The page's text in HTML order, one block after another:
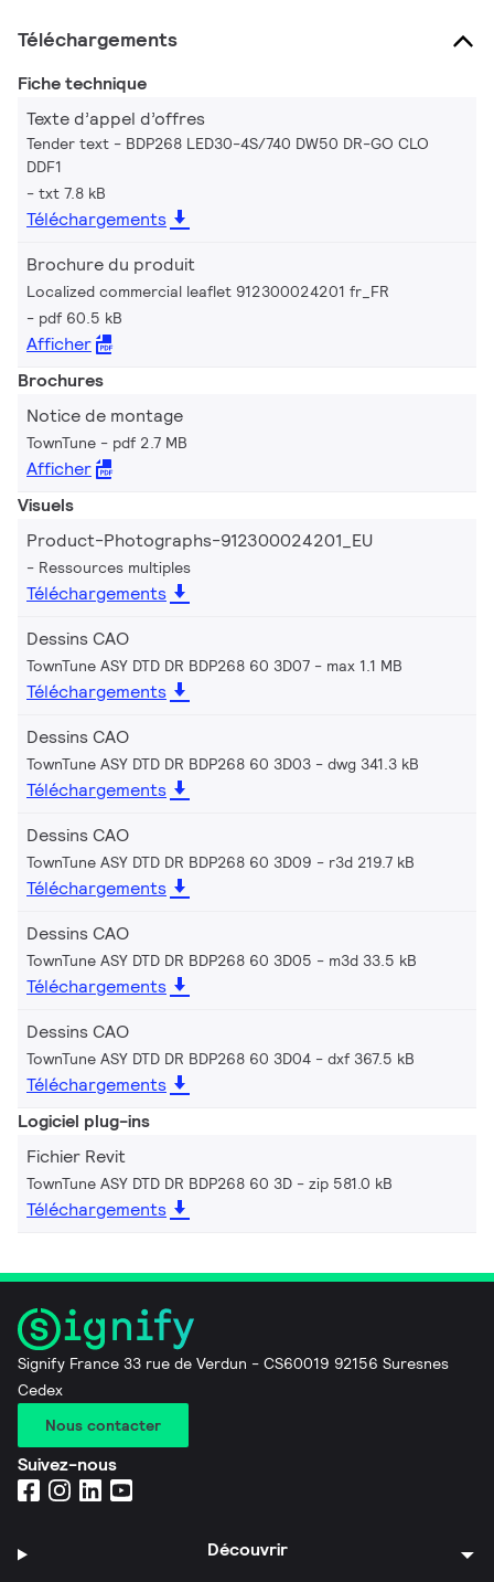
Téléchargements
Fiche technique
Texte d’appel d’offres
Tender text - BDP268 LED30-4S/740 DW50 DR-GO CLO
DDF1
txt 7.8 kB
Téléchargements
Brochure du produit
Localized commercial leaflet 912300024201 fr_FR
pdf 60.5 kB
Afficher
Brochures
Notice de montage
TownTune pdf 2.7 MB
Afficher
Visuels
Product-Photographs-912300024201_EU
Ressources multiples
Téléchargements
Dessins CAO
TownTune ASY DTD DR BDP268 60 3D07 max 1.1 MB
Téléchargements
Dessins CAO
TownTune ASY DTD DR BDP268 60 3D03 dwg 341.3 kB
Téléchargements
Dessins CAO
TownTune ASY DTD DR BDP268 60 3D09 r3d 219.7 kB
Téléchargements
Dessins CAO
TownTune ASY DTD DR BDP268 60 3D05 m3d 33.5 kB
Téléchargements
Dessins CAO
TownTune ASY DTD DR BDP268 60 3D04 dxf 367.5 kB
Téléchargements
Logiciel plug-ins
Fichier Revit
TownTune ASY DTD DR BDP268 60 3D zip 581.0 kB
Téléchargements
Signify France 33 rue de Verdun - CS60019 92156 Suresnes
Cedex
Nous contacter
Suivez-nous
Découvrir